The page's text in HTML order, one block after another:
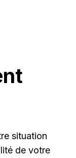
situation
de votre